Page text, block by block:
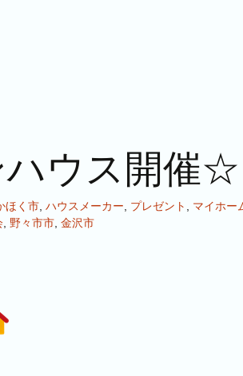
ウス開催☆
ほく市, ハウスメーカー, プレゼント , マイホー
, 野々市市, 金沢市